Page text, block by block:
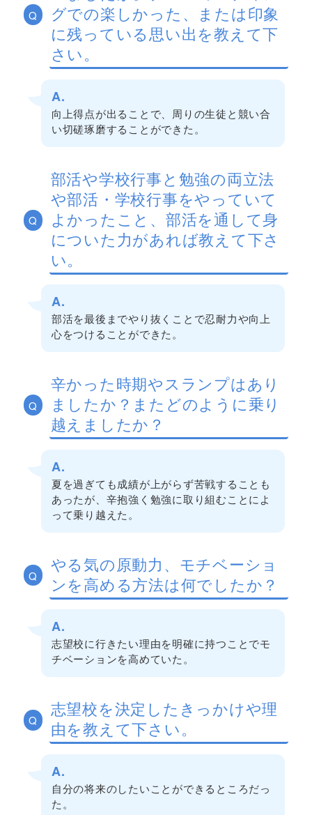
Q
グでの楽しかった、または印象
に残っている思い出を教えて下
さい。
A.
向上得点が出ることで、周りの生徒と競い合
い切磋琢磨することができた。
Q
部活や学校行事と勉強の両立法
や部活・学校行事をやっていて
よかったこと、部活を通して身
についた力があれば教えて下さ
い。
A.
部活を最後までやり抜くことで忍耐力や向上
心をつけることができた。
Q
辛かった時期やスランプはあり
ましたか？またどのように乗り
越えましたか？
A.
夏を過ぎても成績が上がらず苦戦することも
あったが、辛抱強く勉強に取り組むことによ
って乗り越えた。
Q
やる気の原動力、モチベーショ
ンを高める方法は何でしたか？
A.
志望校に行きたい理由を明確に持つことでモ
チベーションを高めていた。
Q
志望校を決定したきっかけや理
由を教えて下さい。
A.
自分の将来のしたいことができるところだっ
た。